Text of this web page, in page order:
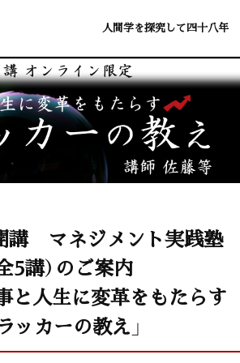
人間学を探究して四十八年
講 マネジメント実践塾
5講）のご案内
事と人生に変革をもたらす
ッカーの教え」